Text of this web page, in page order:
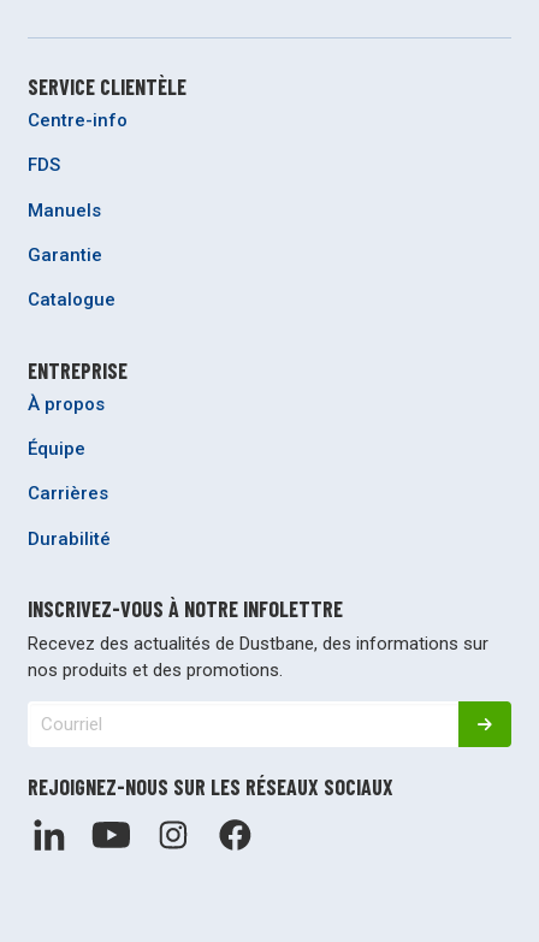
SERVICE CLIENTÈLE
Centre-info
FDS
Manuels
Garantie
Catalogue
ENTREPRISE
À propos
Équipe
Carrières
Durabilité
INSCRIVEZ-VOUS À NOTRE INFOLETTRE
Recevez des actualités de Dustbane, des informations sur
nos produits et des promotions.
REJOIGNEZ-NOUS SUR LES RÉSEAUX SOCIAUX